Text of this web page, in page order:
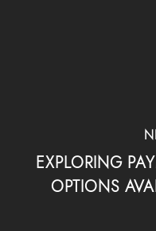
EXPLORING
OPTIONS